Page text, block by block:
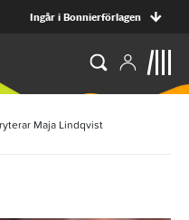
Ingår i Bonnierförlagen
Maja Lindqvist